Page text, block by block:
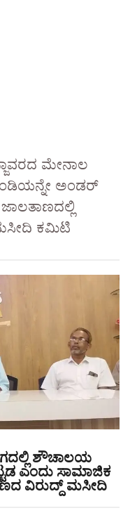
ಮೇನಾಲ
ಅಂಡರ್
ಕಮಿಟಿ
ಶೌಚಾಲಯ
ಎಂದು ಸಾಮಾಜಿಕ
ವಿರುದ್ದ್ ಮಸೀದಿ